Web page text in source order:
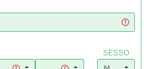
SESSO